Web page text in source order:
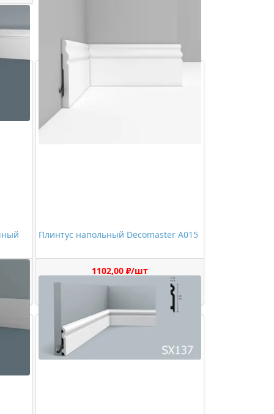
Плинтус напольный Decomaster A015
1102,00 ₽/шт